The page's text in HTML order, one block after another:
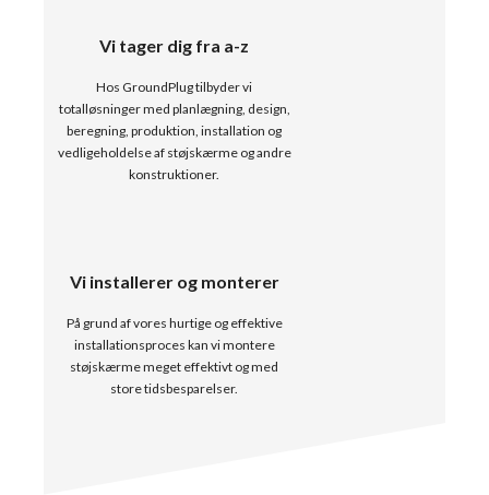
Vi tager dig fra a-z
Hos GroundPlug tilbyder vi
totalløsninger med planlægning, design,
beregning, produktion, installation og
vedligeholdelse af støjskærme og andre
konstruktioner.
Vi installerer og monterer
På grund af vores hurtige og effektive
installationsproces kan vi montere
støjskærme meget effektivt og med
store tidsbesparelser.